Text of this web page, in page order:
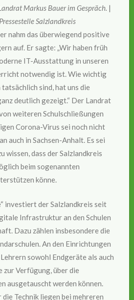
Markus Bauer im Gespräch. |
Salzlandkreis
nahm das überwiegend positive
auf. Er sagte: „Wir haben früh
IT-Ausstattung in unseren
notwendig ist. Wie wichtig
sind, hat uns die
deutlich gezeigt.“ Der Landrat
weiteren Schulschließungen
Corona-Virus sei noch nicht
auch in Sachsen-Anhalt. Es sei
wissen, dass der Salzlandkreis
beim sogenannten
könne.
investiert der Salzlandkreis seit
Infrastruktur an den Schulen
Dazu zählen insbesondere die
An den Einrichtungen
sowohl Endgeräte als auch
zur Verfügung, über die
ausgetauscht werden können.
Technik liegen bei mehreren